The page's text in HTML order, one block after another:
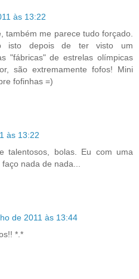
às 13:22
também me parece tudo forçado.
isto depois de ter visto um
"fábricas" de estrelas olímpicas
são extremamente fofos! Mini
fofinhas =)
às 13:22
talentosos, bolas. Eu com uma
nada de nada...
de 2011 às 13:44
*.*